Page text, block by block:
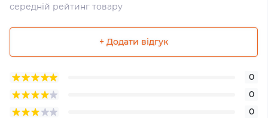
середній рейтинг товару
+ Додати відгук
0
0
0